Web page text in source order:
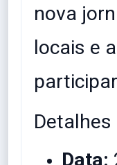
nova
locais e
​Detalhes
Data: